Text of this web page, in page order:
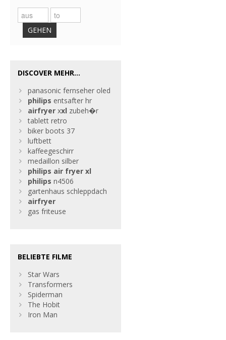
GEHEN
DISCOVER MEHR...
panasonic fernseher oled
philips entsafter hr
airfryer xxl zubeh�r
tablett retro
biker boots 37
luftbett
kaffeegeschirr
medaillon silber
philips air fryer xl
philips n4506
gartenhaus schleppdach
airfryer
gas friteuse
BELIEBTE FILME
Star Wars
Transformers
Spiderman
The Hobit
Iron Man